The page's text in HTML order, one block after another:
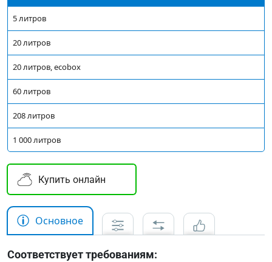
5 литров
20 литров
20 литров, ecobox
60 литров
208 литров
1 000 литров
Купить онлайн
Основное
Соответствует требованиям: